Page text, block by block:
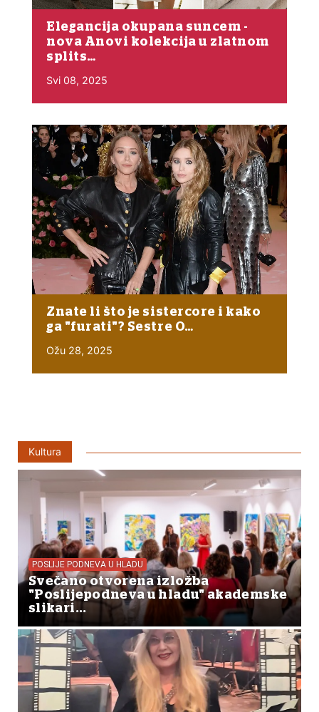
Elegancija okupana suncem -
nova Anovi kolekcija u zlatnom
splits…
Svi 08, 2025
Znate li što je sistercore i kako
ga "furati"? Sestre O…
Ožu 28, 2025
Kultura
POSLIJE PODNEVA U HLADU
Svečano otvorena izložba
"Poslijepodneva u hladu" akademske
slikari...